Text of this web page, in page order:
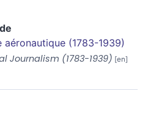
aéronautique (1783-1939)
Journalism (1783-1939)